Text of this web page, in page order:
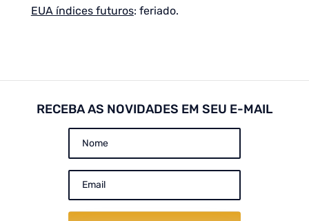
EUA índices futuros: feriado.
RECEBA AS NOVIDADES EM SEU E-MAIL